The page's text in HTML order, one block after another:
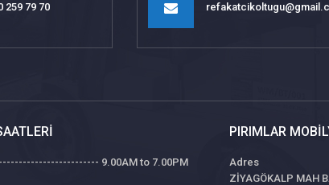
259 79 70
9.00AM to 7.00PM
PIRIMLAR
Adres
ZİYAGÖKALP MAH